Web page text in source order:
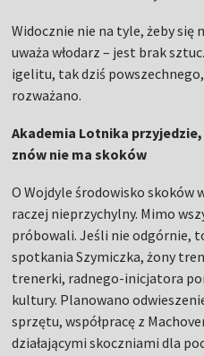
O Wojdyle środowisko skoków
raczej nieprzychylny. Mimo
próbowali. Jeśli nie odgórnie,
spotkania Szymiczka, żony
kultury. Planowano
sprzętu, współpracę z
pokazać, że istnieje grupa, dla
Chcieli budowy K7 i K18 – na
–W tej chwili mamy 2
skoczków z Lubawki. Najpierw
Jego koszt to około 1500 zł od
"Informacjom Dolnośląskim"
jest bardzo duże. Po ostatnich